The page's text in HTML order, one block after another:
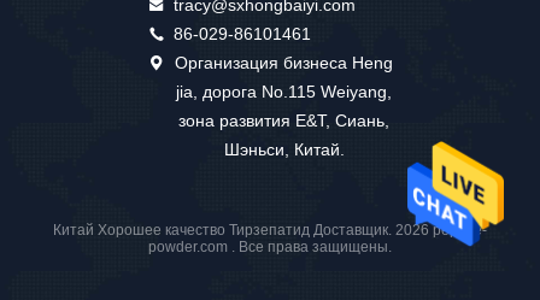
tracy@sxhongbaiyi.com
86-029-86101461
Организация бизнеса Heng
jia, дорога No.115 Weiyang,
зона развития E&T, Сиань,
Шэньси, Китай.
Китай Хорошее качество Тирзепатид Доставщик. 2026 peptide-
powder.com . Все права защищены.